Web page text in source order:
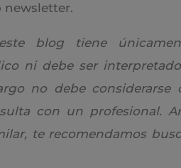
newsletter.
blog tiene
ni debe ser
no debe
con un profesional.
te recomendamos